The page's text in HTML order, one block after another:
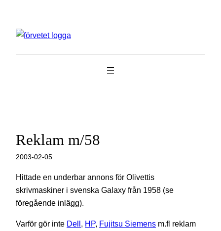
innehåll
Reklam m/58
2003-02-05
Hittade en underbar annons för Olivettis
skrivmaskiner i svenska Galaxy från 1958 (se
föregående inlägg).
Varför gör inte Dell, HP, Fujitsu Siemens m.fl reklam